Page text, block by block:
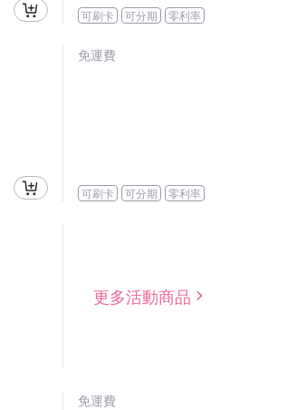
可刷卡 可分期 零利率
免運費
可刷卡 可分期 零利率
更多活動商品
免運費